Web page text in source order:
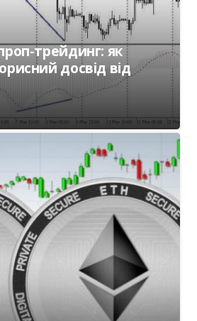
трейдинг: як
досвід від